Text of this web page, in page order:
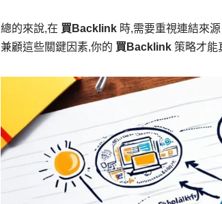
總的來說,在 買Backlink 時,需要重視連結來
兼顧這些關鍵因素,你的 買Backlink 策略才能